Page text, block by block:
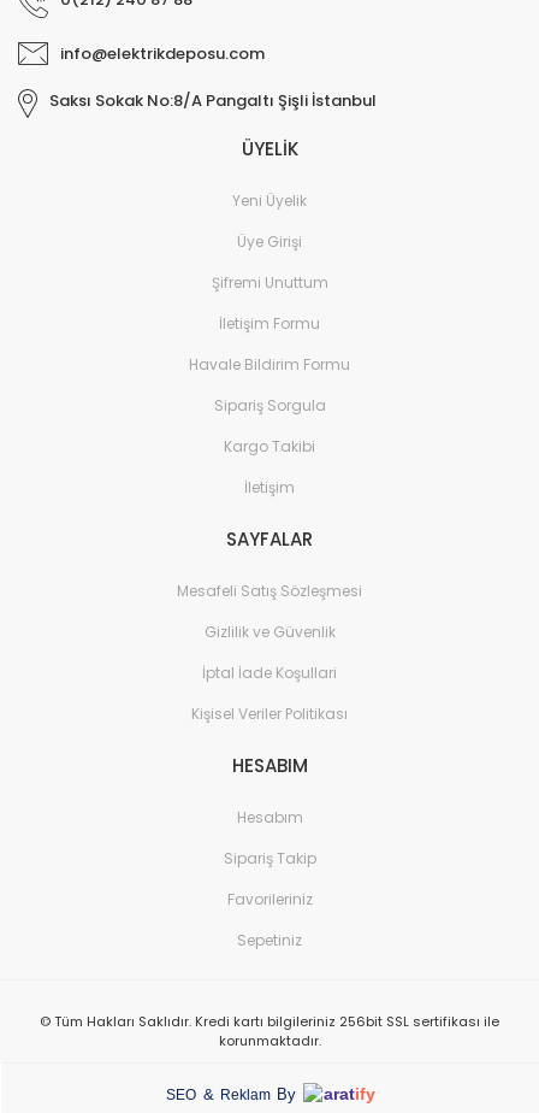
info@elektrikdeposu.com
Saksı Sokak No:8/A Pangaltı Şişli İstanbul
ÜYELİK
Yeni Üyelik
Üye Girişi
Şifremi Unuttum
İletişim Formu
Havale Bildirim Formu
Sipariş Sorgula
Kargo Takibi
İletişim
SAYFALAR
Mesafeli Satış Sözleşmesi
Gizlilik ve Güvenlik
İptal İade Koşullari
Kişisel Veriler Politikası
HESABIM
Hesabım
Sipariş Takip
Favorileriniz
Sepetiniz
© Tüm Hakları Saklıdır. Kredi kartı bilgileriniz 256bit SSL sertifikası ile
korunmaktadır.
SEO & Reklam By aratify